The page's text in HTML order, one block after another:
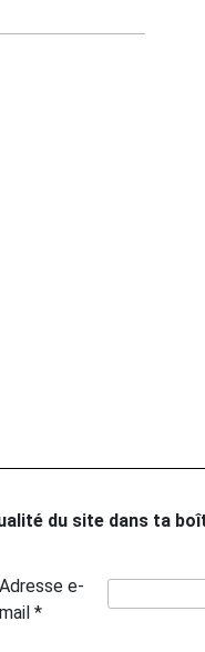
du site dans ta
Adresse e-
mail *